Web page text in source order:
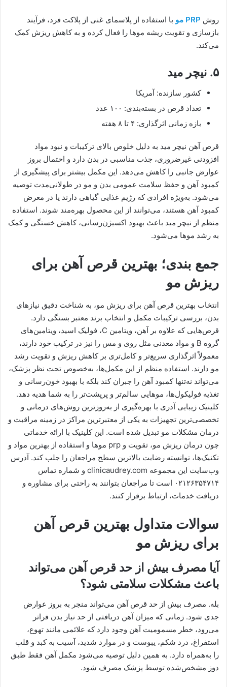
روش PRP مو
با استفاده از پلاسمای غنی از پلاکت فرد، فرآیند
بازسازی و تقویت ریشه موها را فعال کرده و به کاهش ریزش کمک
می‌کند.
۵. نیچر مید
کشور سازنده: آمریکا
تعداد قرص در بسته‌بندی: ۱۰۰ عدد
بازه زمانی اثرگذاری: ۴ تا ۸ هفته
قرص آهن نیچر مید به دلیل خلوص بالای ترکیبات و نبود مواد
افزودنی غیرضروری، جذب مناسبی در بدن دارد و احتمال بروز
عوارض جانبی را کاهش می‌دهد. این مکمل بیشتر برای پیشگیری از
کمبود آهن و حفظ سلامت عمومی بدن و مو در طولانی‌مدت توصیه
می‌شود. به‌ویژه افرادی که رژیم غذایی گیاهی دارند یا در معرض
کمبود آهن هستند، می‌توانند از این محصول بهره‌مند شوند. استفاده
منظم از نیچر مید باعث بهبود اکسیژن‌رسانی، کاهش خستگی و کمک
به رشد موها می‌شود.
جمع بندی؛ بهترین قرص آهن برای
ریزش مو
انتخاب بهترین قرص آهن برای ریزش مو، به شناخت دقیق نیازهای
بدن، بررسی ترکیبات مکمل و انتخاب برند معتبر بستگی دارد.
قرص‌هایی که علاوه بر آهن، ویتامین C، فولیک اسید، ویتامین‌های
گروه B و مواد معدنی مثل روی و مس را نیز در ترکیب خود دارند،
معمولاً اثرگذاری سریع‌تر و کامل‌تری بر کاهش ریزش و تقویت رشد
مو دارند. استفاده منظم از این مکمل‌ها، به‌خصوص تحت نظر پزشک،
می‌تواند نه‌تنها کمبود آهن را جبران کند بلکه با بهبود خون‌رسانی و
تغذیه فولیکول‌ها، موهایی سالم‌تر و پرپشت‌تر را به شما هدیه دهد.
کلینیک زیبایی آدری با بهره‌گیری از به‌روزترین روش‌های درمانی و
تخصصی‌ترین تجهیزات به یکی از معتبرترین مراکز در زمینه مراقبت و
درمان مشکلات مو تبدیل شده است. این کلینیک با ارائه خدماتی
چون درمان ریزش مو، تقویت و prp موها و استفاده از بهترین مواد و
تکنیک‌ها، توانسته رضایت بالاترین سطح مراجعان را جلب کند. آدرس
وب‌سایت این مجموعه clinicaudrey.com و شماره تماس
۰۲۱۲۶۳۵۴۷۱۴ است تا مراجعان بتوانند به راحتی برای مشاوره و
دریافت خدمات، ارتباط برقرار کنند.
سوالات متداول بهترین قرص آهن
برای ریزش مو
آیا مصرف بیش از حد قرص آهن می‌تواند
باعث مشکلات سلامتی شود؟
بله. مصرف بیش از حد قرص آهن می‌تواند منجر به بروز عوارض
جدی شود. زمانی که میزان آهن دریافتی از حد نیاز بدن فراتر
می‌رود، خطر مسمومیت آهن وجود دارد که علائمی مانند تهوع،
استفراغ، درد شکم، یبوست و در موارد شدید، آسیب به کبد و قلب
را به‌همراه دارد. به همین دلیل توصیه می‌شود مکمل آهن فقط طبق
دوز مشخص‌شده توسط پزشک مصرف شود.